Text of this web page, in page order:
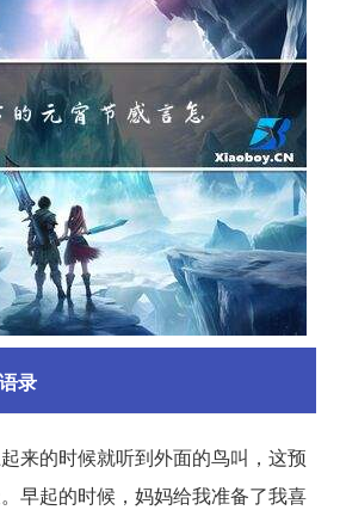
录
来的时候就听到外面的鸟叫，这预
早起的时候，妈妈给我准备了我喜